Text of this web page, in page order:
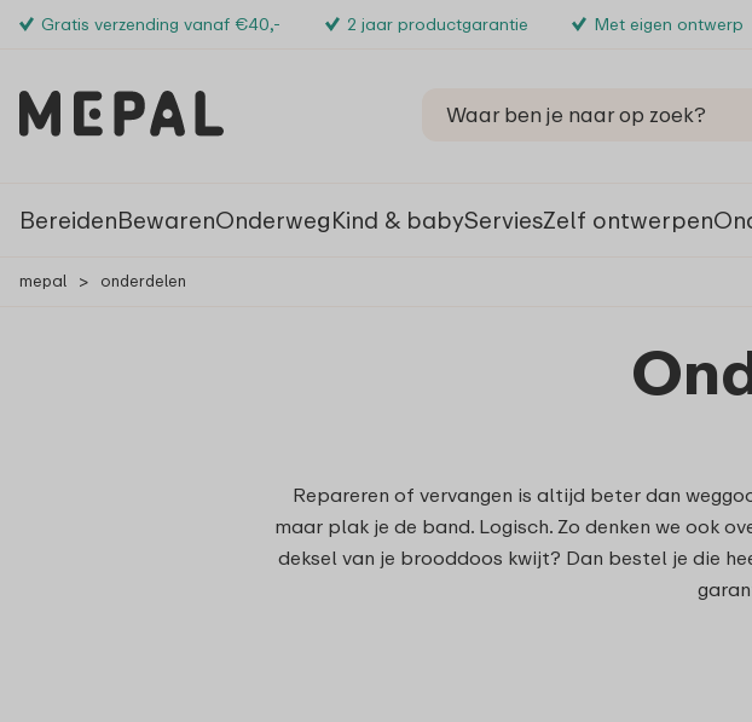
Gratis verzending vanaf €40,- 2 jaar productgarantie Met eigen ontwerp
BereidenBewarenOnderwegKind & babyServiesZelf ontwerpen
mepal > onderdelen
Repareren of vervangen is altijd beter dan
maar plak je de band. Logisch. Zo denken we ook
deksel van je brooddoos kwijt? Dan bestel je die